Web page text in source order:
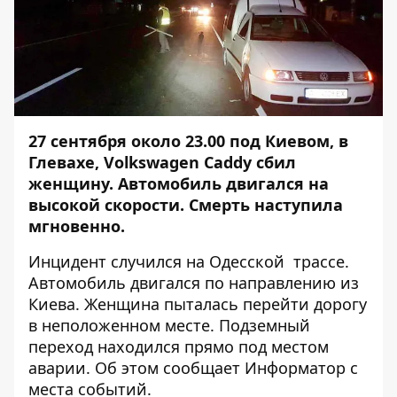
27 сентября около 23.00 под Киевом, в
Глевахе, Volkswagen Caddy сбил
женщину. Автомобиль двигался на
высокой скорости. Смерть наступила
мгновенно.
Инцидент случился на Одесской трассе.
Автомобиль двигался по направлению из
Киева. Женщина пыталась перейти дорогу
в неположенном месте. Подземный
переход находился прямо под местом
аварии. Об этом сообщает Информатор с
места событий.